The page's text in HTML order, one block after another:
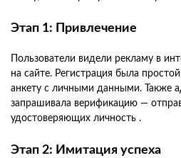
Этап 1: Привлечение
Пользователи видели рекламу в
на сайте. Регистрация была
анкету с личными данными. Также
запрашивала верификацию —
удостоверяющих личность .
Этап 2: Имитация успеха